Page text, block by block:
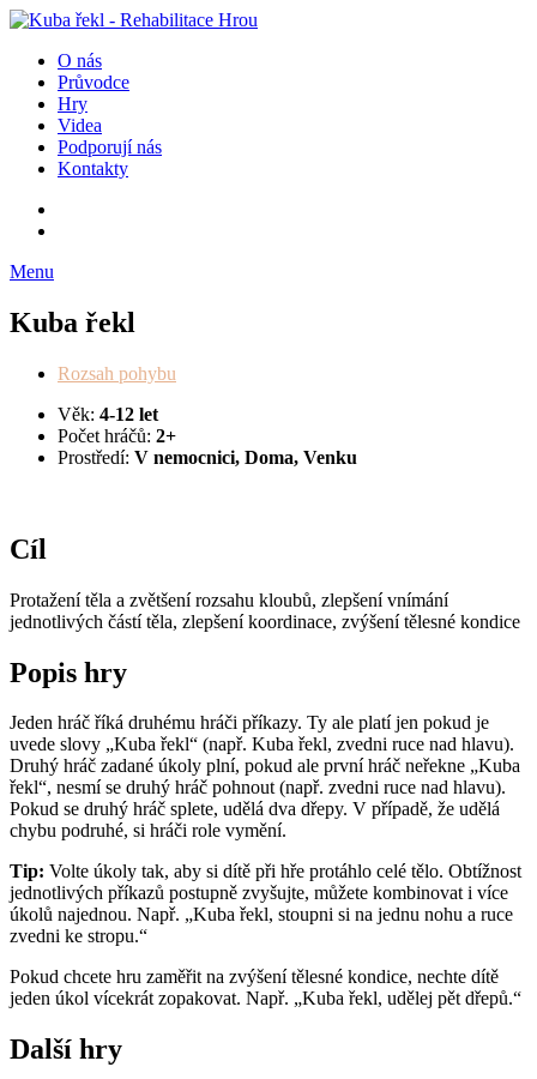
O nás
Průvodce
Hry
Videa
Podporují nás
Kontakty
Menu
Kuba řekl
Rozsah pohybu
Věk: 4-12 let
Počet hráčů: 2+
Prostředí: V nemocnici, Doma, Venku
Cíl
Protažení těla a zvětšení rozsahu kloubů, zlepšení vnímání
jednotlivých částí těla, zlepšení koordinace, zvýšení tělesné kondice
Popis hry
Jeden hráč říká druhému hráči příkazy. Ty ale platí jen pokud je
uvede slovy „Kuba řekl“ (např. Kuba řekl, zvedni ruce nad hlavu).
Druhý hráč zadané úkoly plní, pokud ale první hráč neřekne „Kuba
řekl“, nesmí se druhý hráč pohnout (např. zvedni ruce nad hlavu).
Pokud se druhý hráč splete, udělá dva dřepy. V případě, že udělá
chybu podruhé, si hráči role vymění.
Tip: Volte úkoly tak, aby si dítě při hře protáhlo celé tělo. Obtížnost
jednotlivých příkazů postupně zvyšujte, můžete kombinovat i více
úkolů najednou. Např. „Kuba řekl, stoupni si na jednu nohu a ruce
zvedni ke stropu.“
Pokud chcete hru zaměřit na zvýšení tělesné kondice, nechte dítě
jeden úkol vícekrát zopakovat. Např. „Kuba řekl, udělej pět dřepů.“
Další hry